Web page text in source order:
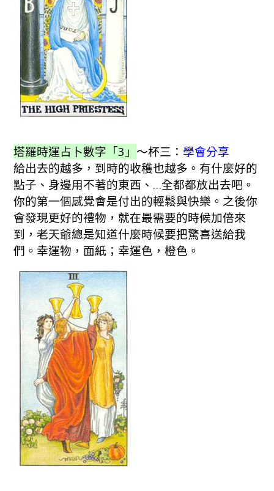
塔羅時運占卜數字「3」 ～杯三： 學會分享
給出去的越多，到時的收穫也越多。有什麼好的
點子、身邊用不著的東西、…全都都放出去吧。
你的第一個感覺會是付出的輕鬆與快樂。之後你
會發現更好的禮物，就在最需要的時候加倍來
到，老天爺總是知道什麼時候要把驚喜送給我
們。幸運物，面紙；幸運色，橙色。